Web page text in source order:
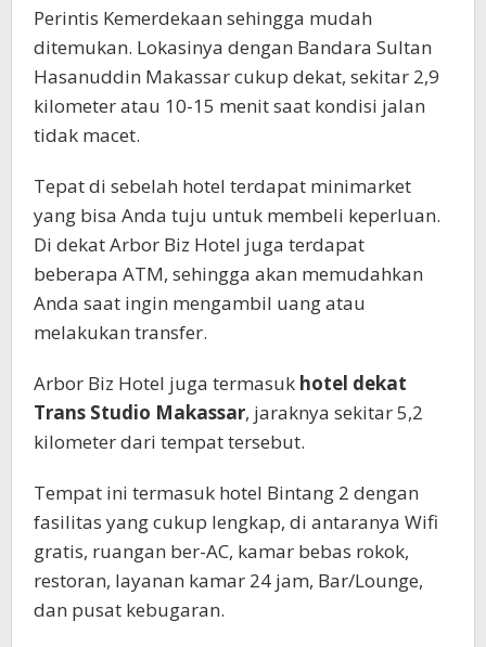
Perintis Kemerdekaan sehingga mudah
ditemukan. Lokasinya dengan Bandara Sultan
Hasanuddin Makassar cukup dekat, sekitar 2,9
kilometer atau 10-15 menit saat kondisi jalan
tidak macet.
Tepat di sebelah hotel terdapat minimarket
yang bisa Anda tuju untuk membeli keperluan.
Di dekat Arbor Biz Hotel juga terdapat
beberapa ATM, sehingga akan memudahkan
Anda saat ingin mengambil uang atau
melakukan transfer.
Arbor Biz Hotel juga termasuk hotel dekat
Trans Studio Makassar, jaraknya sekitar 5,2
kilometer dari tempat tersebut.
Tempat ini termasuk hotel Bintang 2 dengan
fasilitas yang cukup lengkap, di antaranya Wifi
gratis, ruangan ber-AC, kamar bebas rokok,
restoran, layanan kamar 24 jam, Bar/Lounge,
dan pusat kebugaran.